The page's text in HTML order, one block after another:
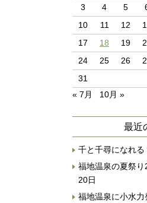
3
4 5
10
11 12
17
18 19
24
25 26
31
« 7月 10月 »
最近
千と千尋になれる
福地温泉の夏祭り
20日
福地温泉に小水力